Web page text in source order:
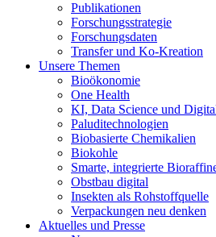
Publikationen
Forschungsstrategie
Forschungsdaten
Transfer und Ko-Kreation
Unsere Themen
Bioökonomie
One Health
KI, Data Science und
Paluditechnologien
Biobasierte Chemikalien
Biokohle
Smarte, integrierte
Obstbau digital
Insekten als Rohstoffquelle
Verpackungen neu denken
Aktuelles und Presse